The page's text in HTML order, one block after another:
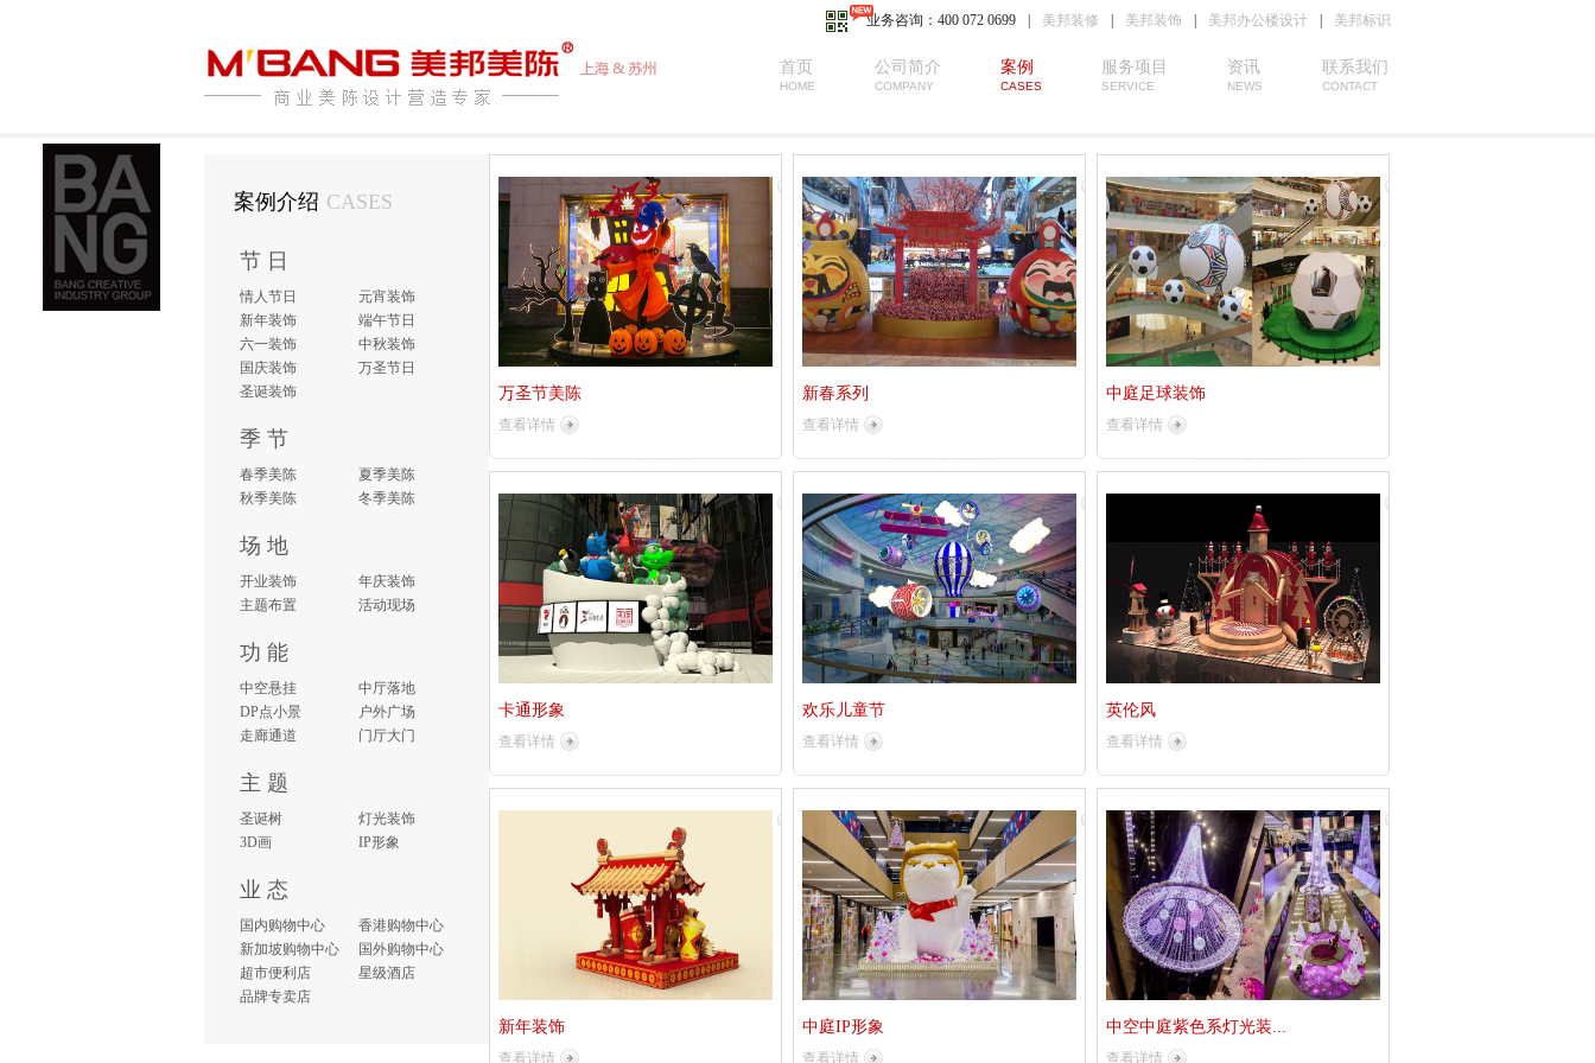
业务咨询：400 072 0699 美邦装修 美邦装饰 美邦办公楼设计 美邦标识
首页
HOME
公司简介
COMPANY
案例
CASES
服务项目
SERVICE
资讯
NEWS
联系我们
CONTACT
案例介绍 CASES
节 日
情人节日
元宵装饰
新年装饰
端午节日
六一装饰
中秋装饰
国庆装饰
万圣节日
圣诞装饰
季 节
春季美陈
夏季美陈
秋季美陈
冬季美陈
场 地
开业装饰
年庆装饰
主题布置
活动现场
功 能
中空悬挂
中厅落地
DP点小景
户外广场
走廊通道
门厅大门
主 题
圣诞树
灯光装饰
3D画
IP形象
业 态
国内购物中心
香港购物中心
新加坡购物中心
国外购物中心
超市便利店
星级酒店
品牌专卖店
万圣节美陈
查看详情
新春系列
查看详情
中庭足球装饰
查看详情
卡通形象
查看详情
欢乐儿童节
查看详情
英伦风
查看详情
新年装饰
查看详情
中庭IP形象
查看详情
中空中庭紫色系灯光装...
查看详情